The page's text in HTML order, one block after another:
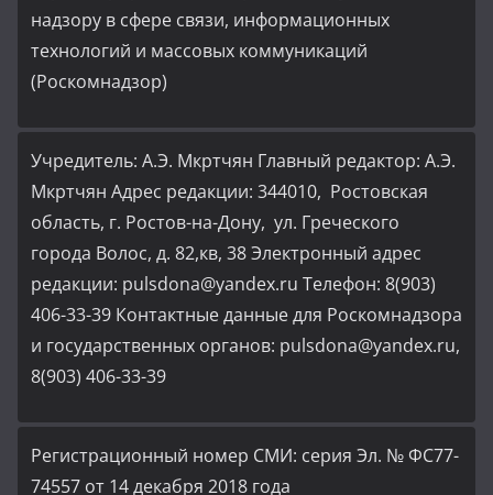
надзору в сфере связи, информационных
технологий и массовых коммуникаций
(Роскомнадзор)
Учредитель: А.Э. Мкртчян Главный редактор: А.Э.
Мкртчян Адрес редакции: 344010, Ростовская
область, г. Ростов-на-Дону, ул. Греческого
города Волос, д. 82,кв, 38 Электронный адрес
редакции: pulsdona@yandex.ru Телефон: 8(903)
406-33-39 Контактные данные для Роскомнадзора
и государственных органов: pulsdona@yandex.ru,
8(903) 406-33-39
Регистрационный номер СМИ: серия Эл. № ФС77-
74557 от 14 декабря 2018 года